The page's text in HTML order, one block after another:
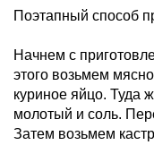
Поэтапный способ
Начнем с
этого возьмем
куриное яйцо. Туда
молотый и соль.
Затем возьмем